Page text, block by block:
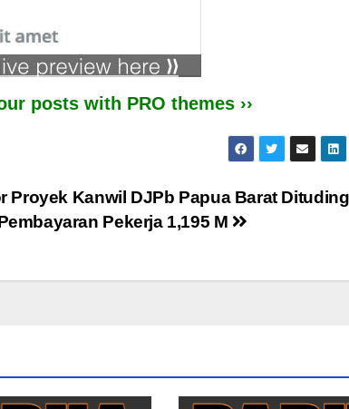
posts with PRO themes ››
Proyek Kanwil DJPb Papua Barat Dituding
Pekerja 1,195 M